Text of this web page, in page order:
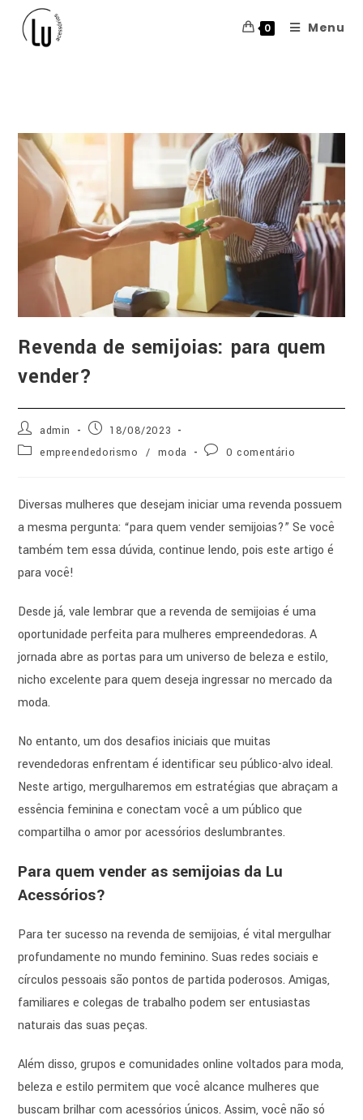
0 Menu
Blog
Revenda de semijoias: para quem
vender?
admin
18/08/2023
empreendedorismo
/ moda 0 comentário
Diversas mulheres que desejam iniciar uma revenda possuem
a mesma pergunta: “para quem vender semijoias?” Se você
também tem essa dúvida, continue lendo, pois este artigo é
para você!
Desde já, vale lembrar que a revenda de semijoias é uma
oportunidade perfeita para mulheres empreendedoras. A
jornada abre as portas para um universo de beleza e estilo,
nicho excelente para quem deseja ingressar no mercado da
moda.
No entanto, um dos desafios iniciais que muitas
revendedoras enfrentam é identificar seu público-alvo ideal.
Neste artigo, mergulharemos em estratégias que abraçam a
essência feminina e conectam você a um público que
compartilha o amor por acessórios deslumbrantes.
Para quem vender as semijoias da Lu
Acessórios?
Para ter sucesso na revenda de semijoias, é vital mergulhar
profundamente no mundo feminino. Suas redes sociais e
círculos pessoais são pontos de partida poderosos. Amigas,
familiares e colegas de trabalho podem ser entusiastas
naturais das suas peças.
Além disso, grupos e comunidades online voltados para moda,
beleza e estilo permitem que você alcance mulheres que
buscam brilhar com acessórios únicos. Assim, você não só